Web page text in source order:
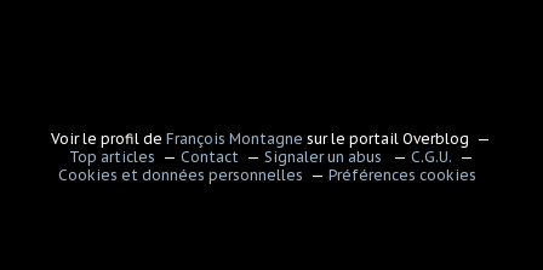
Voir le profil deFrançois Montagne sur le portail Overblog
Top articles
Contact Signaler un abus
C.G.U.
Cookies et données personnelles
Préférences cookies